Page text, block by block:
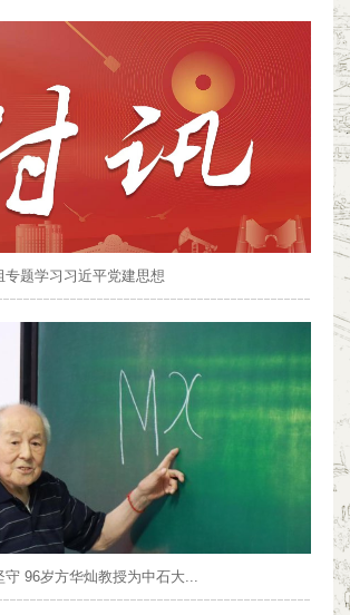
题学习习近平党建思想
96岁方华灿教授为中石大...